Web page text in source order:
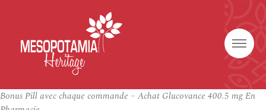
Bonus Pill avec chaque commande – Achat Glucovance 400.5 mg En